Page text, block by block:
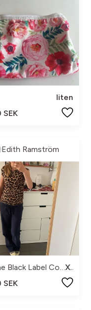
liten
SEK
Edith Ramström
The Black Label Collection
XS
SEK